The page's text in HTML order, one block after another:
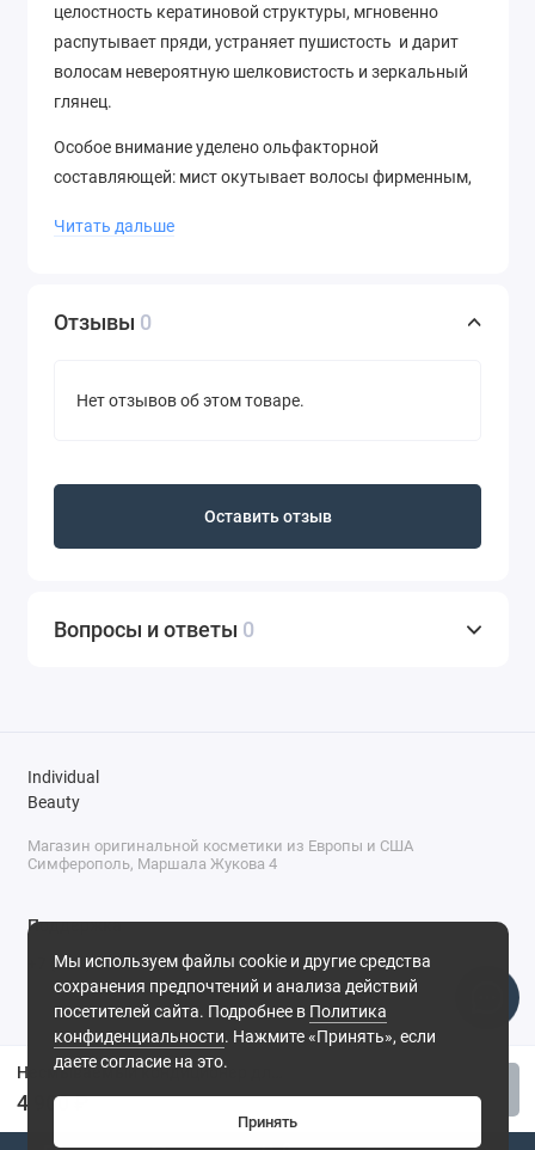
4 900 ₽
целостность кератиновой структуры, мгновенно
распутывает пряди, устраняет пушистость и дарит
волосам невероятную шелковистость и зеркальный
глянец.
Особое внимание уделено ольфакторной
составляющей: мист окутывает волосы фирменным,
нежно переплетаются ноты жасмина, ванили,
Читать дальше
Отзывы 0
Нет отзывов об этом товаре.
Оставить отзыв
Вопросы и ответы 0
Мы используем файлы cookie и другие средства
сохранения предпочтений и анализа действий
посетителей сайта. Подробнее в Политика
конфиденциальности. Нажмите «Принять», если
даете согласие на это.
Принять
Individual
Beauty
Магазин оригинальной косметики из Европы и США
Симферополь, Маршала Жукова 4
Поддержка
+7 (978) 586-46-46
ПН-ПТ: 9:00 - 18:00
Суббота: 9:00 - 17:00
Воскресенье: выходной
Симферополь, ул. Маршала Жукова, 4